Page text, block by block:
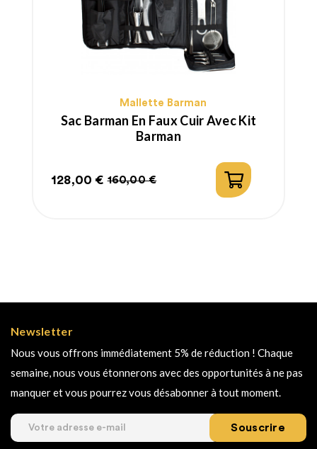
Mallette Barman
Sac Barman En Faux Cuir Avec Kit
Barman
Prix
128,00 €
Prix
160,00 €
Newsletter
Nous vous offrons immédiatement 5% de réduction ! Chaque
semaine, nous vous étonnerons avec des opportunités à ne pas
manquer et vous pourrez vous désabonner à tout moment.
Souscrire